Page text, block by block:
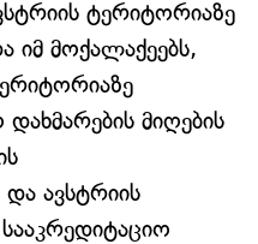
ტერიტორიაზე
იმ მოქალაქეებს,
დახმარების მიღების
ავსტრიის